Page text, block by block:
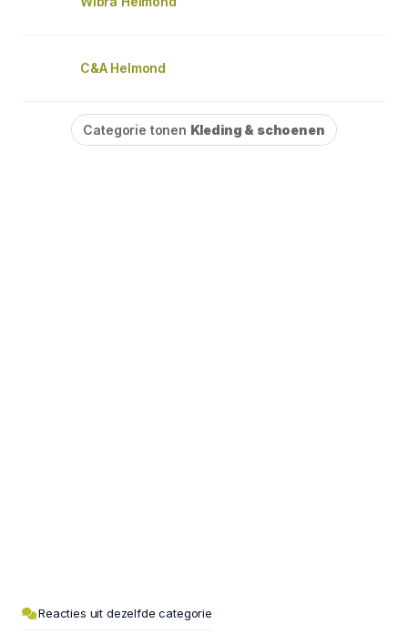
C&A Helmond
Categorie tonen Kleding & schoenen
Reacties uit dezelfde categorie